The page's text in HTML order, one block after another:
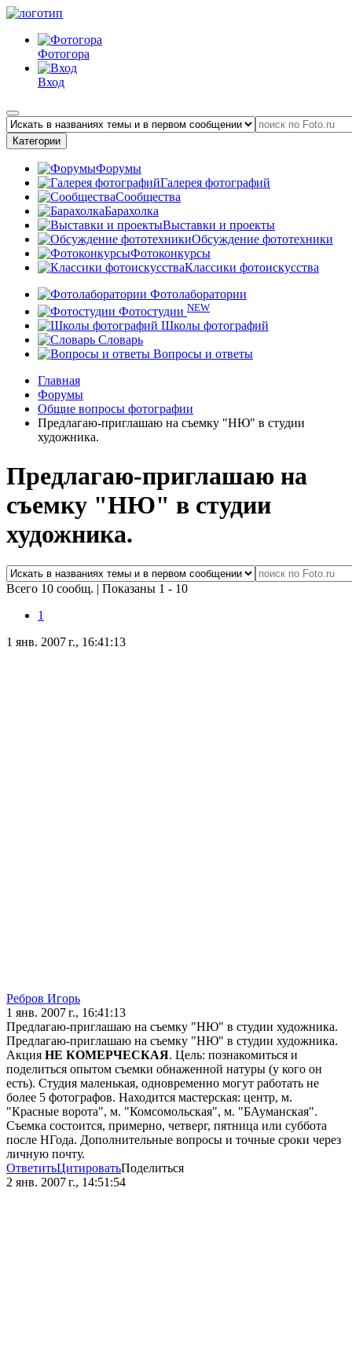
Фотогора
Вход
Категории
Форумы
Галерея фотографий
Сообщества
Барахолка
Выставки и проекты
Обсуждение фототехники
Фотоконкурсы
Классики фотоискусства
Фотолаборатории
Фотостудии NEW
Школы фотографий
Словарь
Вопросы и ответы
Главная
Форумы
Общие вопросы фотографии
Предлагаю-приглашаю на съемку "НЮ" в студии
художника.
Предлагаю-приглашаю на
съемку "НЮ" в студии
художника.
Всего 10 сообщ. | Показаны 1 - 10
1
1 янв. 2007 г., 16:41:13
Ребров Игорь
1 янв. 2007 г., 16:41:13
Предлагаю-приглашаю на съемку "НЮ" в студии художника.
Предлагаю-приглашаю на съемку "НЮ" в студии художника.
Акция НЕ КОМЕРЧЕСКАЯ. Цель: познакомиться и
поделиться опытом съемки обнаженной натуры (у кого он
есть). Студия маленькая, одновременно могут работать не
более 5 фотографов. Находится мастерская: центр, м.
"Красные ворота", м. "Комсомольская", м. "БАуманская".
Съемка состоится, примерно, четверг, пятница или суббота
после НГода. Дополнительные вопросы и точные сроки через
личную почту.
ОтветитьЦитироватьПоделиться
2 янв. 2007 г., 14:51:54